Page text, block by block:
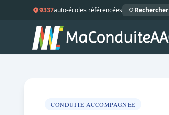
9337auto-écoles référencées Rechercher
CONDUITE ACCOMPAGNÉE